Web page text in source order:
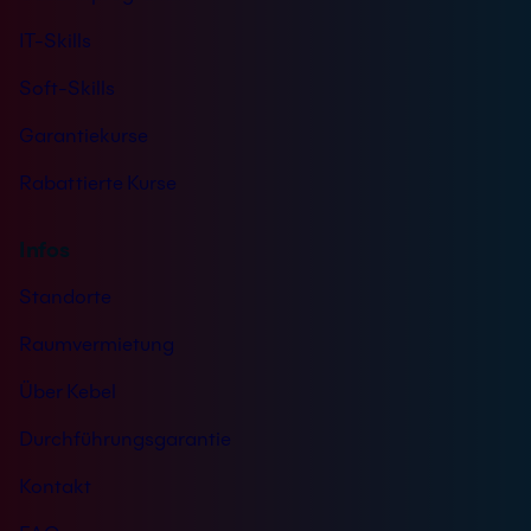
l
f
o
IT-Skills
Soft-Skills
Garantiekurse
Rabattierte Kurse
Infos
Standorte
Raumvermietung
Über Kebel
Durchführungsgarantie
Kontakt